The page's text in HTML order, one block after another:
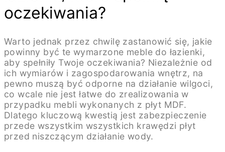
oczekiwania?
Warto jednak przez chwilę zastanowić się, jakie
powinny być te wymarzone meble do łazienki,
aby spełniły Twoje oczekiwania? Niezależnie od
ich wymiarów i zagospodarowania wnętrz, na
pewno muszą być odporne na działanie wilgoci,
co wcale nie jest łatwe do zrealizowania w
przypadku mebli wykonanych z płyt MDF.
Dlatego kluczową kwestią jest zabezpieczenie
przede wszystkim wszystkich krawędzi płyt
przed niszczącym działanie wody.